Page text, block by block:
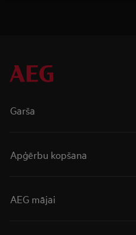
Garša
Apģērbu kopšana
AEG mājai